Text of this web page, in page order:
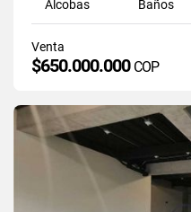
Alcobas Baños
Venta
$650.000.000 COP